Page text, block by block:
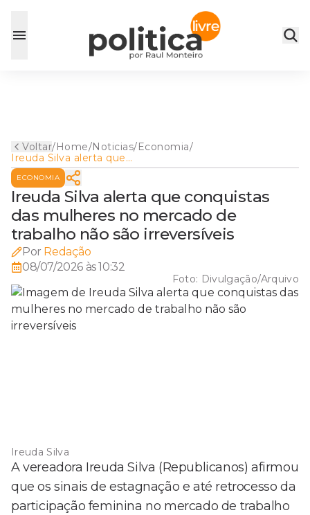
Voltar/Home/Noticias/Economia/
Ireuda Silva alerta que
conquistas das mulheres no
mercado de trabalho não são
irreversíveis
ECONOMIA
Ireuda Silva alerta que conquistas
das mulheres no mercado de
trabalho não são irreversíveis
Por Redação
08/07/2026 às 10:32
Foto: Divulgação/Arquivo
Ireuda Silva
A vereadora Ireuda Silva (Republicanos) afirmou
que os sinais de estagnação e até retrocesso da
participação feminina no mercado de trabalho